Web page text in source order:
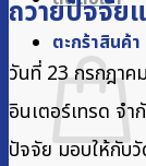
ตะกร้าสินค้า
ถวายปัจจัย
วันที่ 23 กรกฎาค
อินเตอร์เทรด จ
ปัจจัย มอบให้กับ